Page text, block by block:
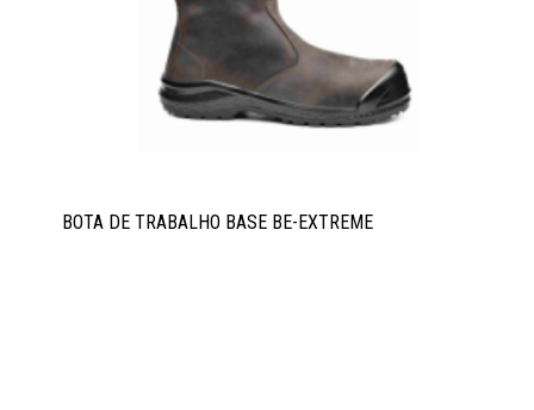
BOTA DE TRABALHO BASE BE-EXTREME